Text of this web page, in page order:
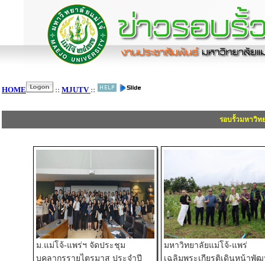
HOME :: MJUTV ::
รอบรั้วมหาวิท
ม.แม่โจ้-แพร่ฯ จัดประชุม
บุคลากรรายไตรมาส ประจำปี
มหาวิทยาลัยแม่โจ้-แพร่
เฉลิมพระเกียรติเดินหน้าพั